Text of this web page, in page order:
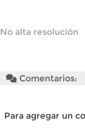
No alta resolución
Comentarios:
Para agregar un